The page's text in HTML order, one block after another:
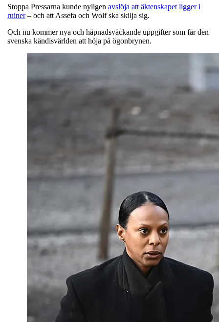
Stoppa Pressarna kunde nyligen avslöja att äktenskapet ligger i
ruiner– och att Assefa och Wolf ska skilja sig.
Och nu kommer nya och häpnadsväckande uppgifter som får den
svenska kändisvärlden att höja på ögonbrynen.